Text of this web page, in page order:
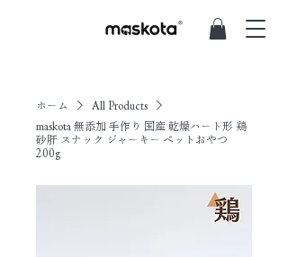
ホーム
All Products
maskota 無添加 手作り 国産 乾燥ハート形 鶏
砂肝 スナック ジャーキー ペットおやつ
200g